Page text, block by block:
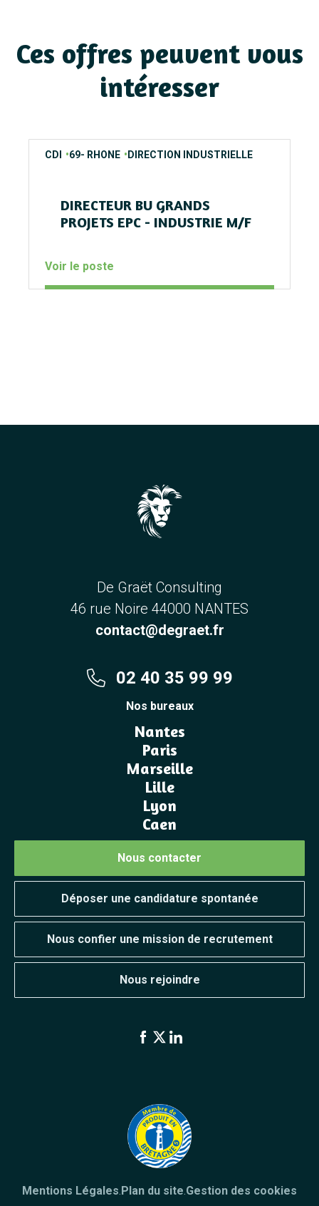
Ces offres peuvent vous
intéresser
contrats
CDI
regions69- RHONE
secteurs DIRECTION INDUSTRIELLE
DIRECTEUR BU GRANDS
PROJETS EPC - INDUSTRIE M/F
Voir le poste
De Graët Consulting
46 rue Noire 44000 NANTES
contact@degraet.fr
02 40 35 99 99
Nos bureaux
Nantes
Paris
Marseille
Lille
Lyon
Caen
Nous contacter
Déposer une candidature spontanée
Nous confier une mission de recrutement
Nous rejoindre
Mentions Légales Plan du site Gestion des cookies